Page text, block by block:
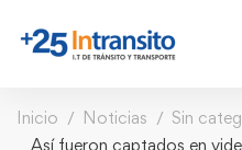
Inicio Noticias
Sin
Así fueron captados en